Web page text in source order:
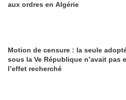
aux ordres en Algérie
Motion de censure : la seule
sous la Ve République n’avait pas
l’effet recherché